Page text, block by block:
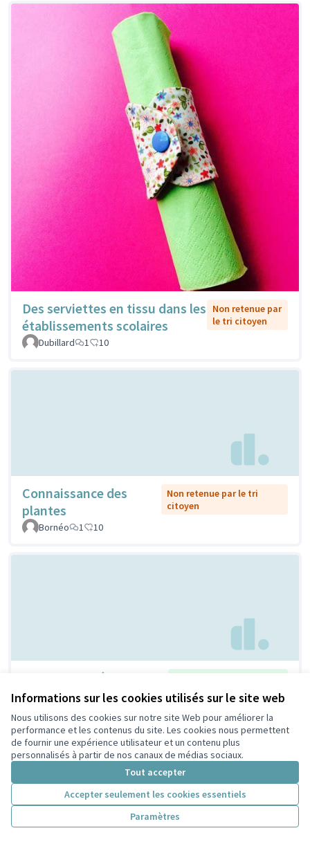
Informations sur les cookies utilisés sur le site web
Nous utilisons des cookies sur notre site Web pour améliorer la
performance et les contenus du site. Les cookies nous permettent
de fournir une expérience utilisateur et un contenu plus
personnalisés à partir de nos canaux de médias sociaux.
Tout accepter
Accepter seulement les cookies essentiels
Paramètres
Des serviettes en tissu dans les
établissements scolaires
Non retenue par
le tri citoyen
Dubillard
1 10
Connaissance des
plantes
Non retenue par le tri
citoyen
Bornéo
1 10
Un repair café !
Bertrand
6 9